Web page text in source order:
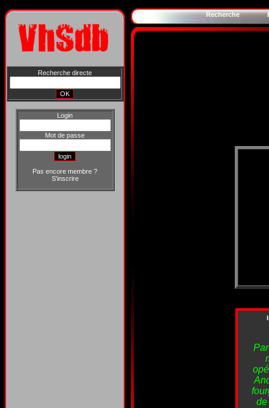
Recherche directe
Login
Mot de passe
Pas encore membre ?
S'inscrire
Recherche
de